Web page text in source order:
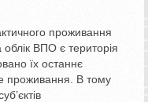
проживання
облік ВПО є територія
їх останнє
проживання. В тому